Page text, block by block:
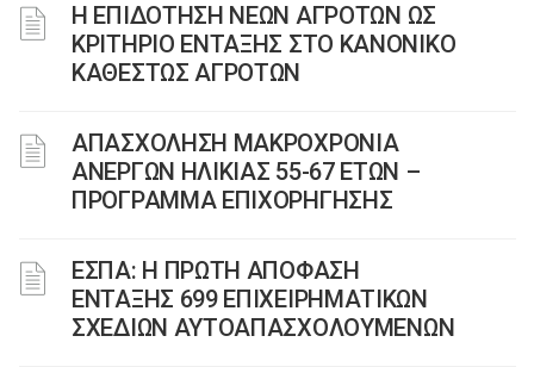
Η ΕΠΙΔΟΤΗΣΗ ΝΕΩΝ ΑΓΡΟΤΩΝ ΩΣ
ΚΡΙΤΗΡΙΟ ΕΝΤΑΞΗΣ ΣΤΟ ΚΑΝΟΝΙΚΟ
ΚΑΘΕΣΤΩΣ ΑΓΡΟΤΩΝ
ΑΠΑΣΧΟΛΗΣΗ ΜΑΚΡΟΧΡΟΝΙΑ
ΑΝΕΡΓΩΝ ΗΛΙΚΙΑΣ 55-67 ΕΤΩΝ –
ΠΡΟΓΡΑΜΜΑ ΕΠΙΧΟΡΗΓΗΣΗΣ
ΕΣΠΑ: Η ΠΡΩΤΗ ΑΠΟΦΑΣΗ
ΕΝΤΑΞΗΣ 699 ΕΠΙΧΕΙΡΗΜΑΤΙΚΩΝ
ΣΧΕΔΙΩΝ ΑΥΤΟΑΠΑΣΧΟΛΟΥΜΕΝΩΝ